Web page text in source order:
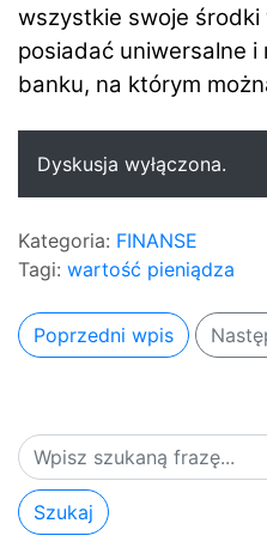
wszystkie swoje
posiadać uniwersalne
banku, na którym
Dyskusja wyłączona.
Kategoria: FINANSE
Tagi: wartość pieniądza
Poprzedni wpis
Szukaj